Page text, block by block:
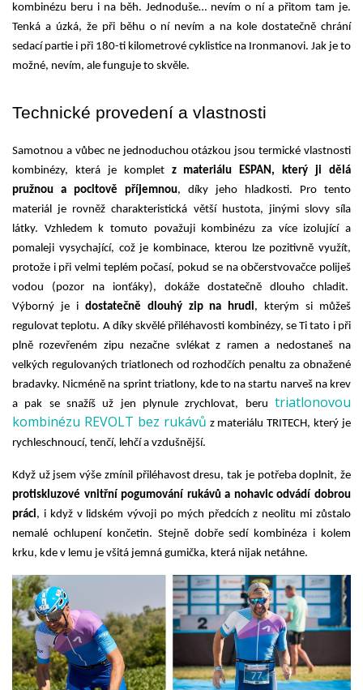
kombinézu beru i na běh. Jednoduše… nevím o ní a přitom tam je.
Tenká a úzká, že při běhu o ní nevím a na kole dostatečně chrání
sedací partie i při 180-ti kilometrové cyklistice na Ironmanovi. Jak je to
možné, nevím, ale funguje to skvěle.
Technické provedení a vlastnosti
Samotnou a vůbec ne jednoduchou otázkou jsou termické vlastnosti
kombinézy, která je komplet z materiálu ESPAN, který ji dělá
pružnou a pocitově příjemnou, díky jeho hladkosti. Pro tento
materiál je rovněž charakteristická větší hustota, jinými slovy síla
látky. Vzhledem k tomuto považuji kombinézu za více izolující a
pomaleji vysychající, což je kombinace, kterou lze pozitivně využít,
protože i při velmi teplém počasí, pokud se na občerstvovačce poliješ
vodou (pozor na ionťáky), dokáže dostatečně dlouho chladit.
Výborný je i dostatečně dlouhý zip na hrudi, kterým si můžeš
regulovat teplotu. A díky skvělé přiléhavosti kombinézy, se Ti tato i při
plně rozevřeném zipu nezačne svlékat z ramen a nedostaneš na
velkých regulovaných triatlonech od rozhodčích penaltu za obnažené
bradavky. Nicméně na sprint triatlony, kde to na startu narveš na krev
a pak se snažíš už jen plynule zrychlovat, beru triatlonovou
kombinézu REVOLT bez rukávů z materiálu TRITECH, který je
rychleschnoucí, tenčí, lehčí a vzdušnější.
protiskluzové vnitřní pogumování rukávů a nohavic odvádí dobrou
práci, i když v lidském vývoji po mých předcích z neolitu mi zůstalo
nemalé ochlupení končetin. Stejně dobře sedí kombinéza i kolem
krku, kde v lemu je všitá jemná gumička, která nijak netáhne.